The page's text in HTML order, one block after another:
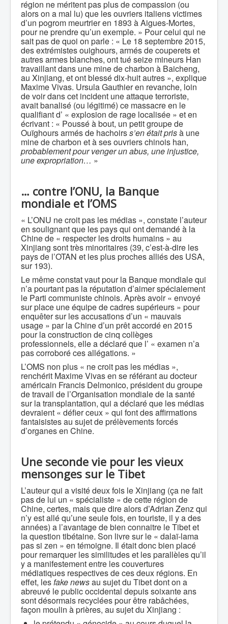
région ne méritent pas plus de compassion (ou
alors on a mal lu) que les ouvriers italiens victimes
d’un pogrom meurtrier en 1893 à Aigues-Mortes,
pour ne prendre qu’un exemple. » Pour celui qui ne
sait pas de quoi on parle : « Le 18 septembre 2015,
des extrémistes ouighours, armés de couperets et
autres armes blanches, ont tué seize mineurs Han
travaillant dans une mine de charbon à Baicheng,
au Xinjiang, et ont blessé dix-huit autres », explique
Maxime Vivas. Ursula Gauthier en revanche, loin
de voir dans cet incident une attaque terroriste,
avait banalisé (ou légitimé) ce massacre en le
qualifiant d’ « explosion de rage localisée » et en
écrivant : « Poussé à bout, un petit groupe de
Ouïghours armés de hachoirss’en était prisà une
mine de charbon et à ses ouvriers chinois han,
probablement pour venger un abus, une injustice,
une expropriation… »
… contre l’ONU, la Banque
mondiale et l’OMS
« L’ONU ne croit pas les médias », constate l’auteur
en soulignant que les pays qui ont demandé à la
Chine de « respecter les droits humains » au
Xinjiang sont très minoritaires (39, c’est-à-dire les
pays de l’OTAN et les plus proches alliés des USA,
sur 193).
Le même constat vaut pour la Banque mondiale qui
n’a pourtant pas la réputation d’aimer spécialement
le Parti communiste chinois. Après avoir « envoyé
sur place une équipe de cadres supérieurs » pour
enquêter sur les accusations d’un « mauvais
usage » par la Chine d’un prêt accordé en 2015
pour la construction de cinq collèges
professionnels, elle a déclaré que l’ « examen n’a
pas corroboré ces allégations. »
L’OMS non plus « ne croit pas les médias »,
renchérit Maxime Vivas en se référant au docteur
américain Francis Delmonico, président du groupe
de travail de l’Organisation mondiale de la santé
sur la transplantation, qui a déclaré que les médias
devraient « défier ceux » qui font des affirmations
fantaisistes au sujet de prélèvements forcés
d’organes en Chine.
Une seconde vie pour les vieux
mensonges sur le Tibet
L’auteur qui a visité deux fois le Xinjiang (ça ne fait
pas de lui un « spécialiste » de cette région de
Chine, certes, mais que dire alors d’Adrian Zenz qui
n’y est allé qu’une seule fois, en touriste, il y a des
années) a l’avantage de bien connaitre le Tibet et
la question tibétaine. Son livre sur le « dalaï-lama
pas si zen » en témoigne. Il était donc bien placé
pour remarquer les similitudes et les parallèles qu’il
y a manifestement entre les couvertures
médiatiques respectives de ces deux régions. En
effet, lesfake newsau sujet du Tibet dont on a
abreuvé le public occidental depuis soixante ans
sont désormais recyclées pour être rabâchées,
façon moulin à prières, au sujet du Xinjiang :